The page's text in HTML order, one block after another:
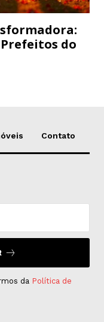
do
Contato
da Política de